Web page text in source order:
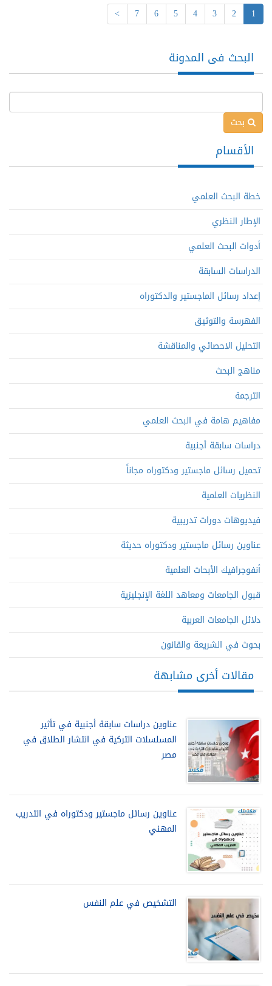
1
2
3
4
5
6
7
>
البحث فى المدونة
بحث
الأقسام
خطة البحث العلمي
الإطار النظري
أدوات البحث العلمي
الدراسات السابقة
إعداد رسائل الماجستير والدكتوراه
الفهرسة والتوثيق
التحليل الاحصائي والمناقشة
مناهج البحث
الترجمة
مفاهيم هامة في البحث العلمي
دراسات سابقة أجنبية
تحميل رسائل ماجستير ودكتوراه مجاناً
النظريات العلمية
فيديوهات دورات تدريبية
عناوين رسائل ماجستير ودكتوراه حديثة
أنفوجرافيك الأبحاث العلمية
قبول الجامعات ومعاهد اللغة الإنجليزية
دلائل الجامعات العربية
بحوث في الشريعة والقانون
مقالات أخرى مشابهة
عناوين دراسات سابقة أجنبية في تأثير
المسلسلات التركية في انتشار الطلاق في
مصر
عناوين رسائل ماجستير ودكتوراه في التدريب
المهني
التشخيص في علم النفس